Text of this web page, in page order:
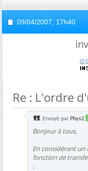
09/04/2007, 17h40
Re : L'ordre
Envoyé par Phys2
Bonjour à tous,
En considérant
fonction de
: